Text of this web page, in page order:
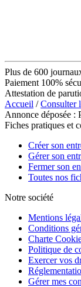
Plus de 600
Paiement 100%
Attestation de
Accueil /Consulter
Annonce déposée
Fiches pratiques et
Créer son
Gérer son
Fermer son
Toutes nos
Notre société
Mentions
Conditions
Charte
Politique de
Exercer vos
Gérer mes